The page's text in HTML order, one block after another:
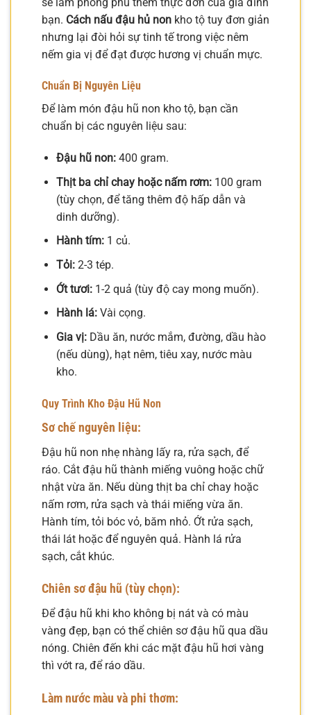
bạn. Cách nấu đậu hủ non kho tộ tuy đơn giản
nhưng lại đòi hỏi sự tinh tế trong việc nêm
nếm gia vị để đạt được hương vị chuẩn mực.
Chuẩn Bị Nguyên Liệu
Để làm món đậu hũ non kho tộ, bạn cần
chuẩn bị các nguyên liệu sau:
Đậu hũ non:400 gram.
Thịt ba chỉ chay hoặc nấm rơm:100 gram
(tùy chọn, để tăng thêm độ hấp dẫn và
dinh dưỡng).
Hành tím:1 củ.
Tỏi:2-3 tép.
Ớt tươi:1-2 quả (tùy độ cay mong muốn).
Hành lá:Vài cọng.
Gia vị:Dầu ăn, nước mắm, đường, dầu hào
(nếu dùng), hạt nêm, tiêu xay, nước màu
kho.
Quy Trình Kho Đậu Hũ Non
Sơ chế nguyên liệu:
Đậu hũ non nhẹ nhàng lấy ra, rửa sạch, để
ráo. Cắt đậu hũ thành miếng vuông hoặc chữ
nhật vừa ăn. Nếu dùng thịt ba chỉ chay hoặc
nấm rơm, rửa sạch và thái miếng vừa ăn.
Hành tím, tỏi bóc vỏ, băm nhỏ. Ớt rửa sạch,
thái lát hoặc để nguyên quả. Hành lá rửa
sạch, cắt khúc.
Chiên sơ đậu hũ (tùy chọn):
Để đậu hũ khi kho không bị nát và có màu
vàng đẹp, bạn có thể chiên sơ đậu hũ qua dầu
nóng. Chiên đến khi các mặt đậu hũ hơi vàng
thì vớt ra, để ráo dầu.
Làm nước màu và phi thơm: